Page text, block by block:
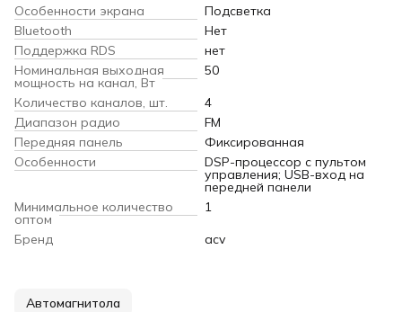
Особенности экрана
Подсветка
Bluetooth
Нет
Поддержка RDS
нет
Номинальная выходная
мощность на канал, Вт
50
Количество каналов, шт.
4
Диапазон радио
FM
Передняя панель
Фиксированная
Особенности
DSP-процессор с пультом
управления; USB-вход на
передней панели
Минимальное количество
оптом
1
Бренд
acv
Автомагнитола